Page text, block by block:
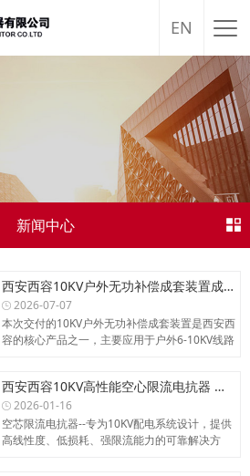
EN
新闻中心
西安西容10KV户外无功补偿成套装置成功交付西非布基纳法索金矿项目，客户验货高度赞誉
2026-07-07
本次交付的10KV户外无功补偿成套装置是西安西
容的核心产品之一，主要应用于户外6-10KV线路
西安西容10KV高性能空心限流电抗器 —— 守护电网安全，抑制短路冲击
2026-01-16
空芯限流电抗器--专为10KV配电系统设计，提供
高线性度、低损耗、强限流能力的可靠解决方